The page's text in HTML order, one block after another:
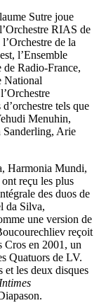
Sutre joue
RIAS de
de la
l’Ensemble
de Radio-France,
National
tels que
Menuhin,
Sanderling, Arie
Harmonia Mundi,
reçu les plus
des duos de
da Silva,
une version de
reçoit
Cros en 2001, un
Quatuors de LV.
et les deux disques